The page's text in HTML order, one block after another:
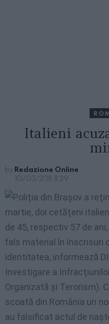
Italieni
by Redazione Online
10/03/2011, 11:29
Poliţia din Braşov a
martie, doi cetăţeni
de 45, respectiv 57 de
fals material în înscrisuri
identitatea, informează
Investigare a
Organizată şi Terorism).
scoată din România un
au falsificat actul de